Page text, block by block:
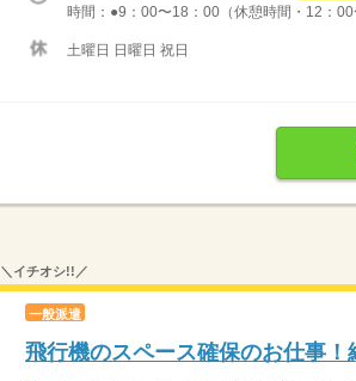
時間：●9：00〜18：00（休憩時間・12：
土曜日 日曜日 祝日
＼イチオシ!!／
一般派遣
飛行機のスペース確保のお仕事